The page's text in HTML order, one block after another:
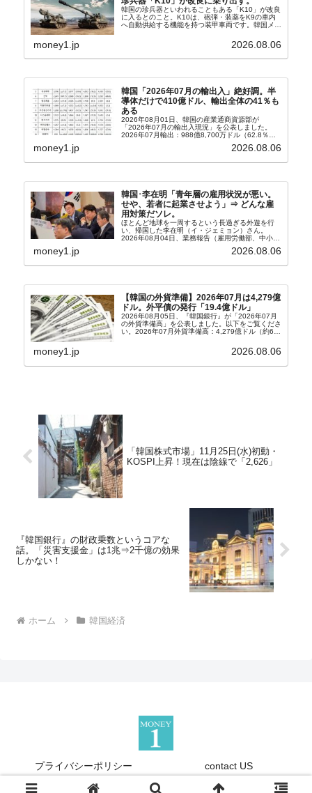
韓国の珍兵器といわれることもある「K10」が改良
に入るとのこと。K10は、砲弾・装薬をK9の車内
へ自動供給する機能を持つ装甲車両です。韓国メデ
から以下に一部を引きます。2005年に初めて...
money1.jp 2026.08.06
韓国「2026年07月の輸出入」絶好調。半
導体だけで410億ドル、輸出全体の41％も
ある
2026年08月01日、韓国の産業通商資源部が
「2026年07月の輸出入現況」を公表しました。
2026年07月輸出：988億8,700万ドル（62.8％）
money1.jp 2026.08.06
韓国･李在明「青年層の雇用状況が悪い。
せや、若者に起業させよう」⇒ どんな雇
用対策だソレ。
ほとんど地球を一周するという長過ぎる外遊を行
い、帰国した李在明（イ・ジェミョン）さん。
2026年08月04日、業務報告（雇用労働部、中小ベ
上、韓国大統領に成りおおせた李在明（イ・ジェミ
money1.jp 2026.08.06
【韓国の外貨準備】2026年07月は4,279億
ドル。外平債の発行「19.4億ドル」
2026年08月05日、『韓国銀行』が「2026年07月
の外貨準備高」を公表しました。以下をご覧くださ
い。2026年07月外貨準備高：4,279億ドル（約67
money1.jp 2026.08.06
「韓国株式市場」11月25日(水)初動・
KOSPI上昇！現在は陰線で「2,626」
『韓国銀行』の財政乗数というコアな
話。「災害支援金」は1兆⇒2千億の効果
しかない！
ホーム 韓国経済
プライバシーポリシー contact US
Copyright © 2013-2026 『Money1』 All Rights Reserved.